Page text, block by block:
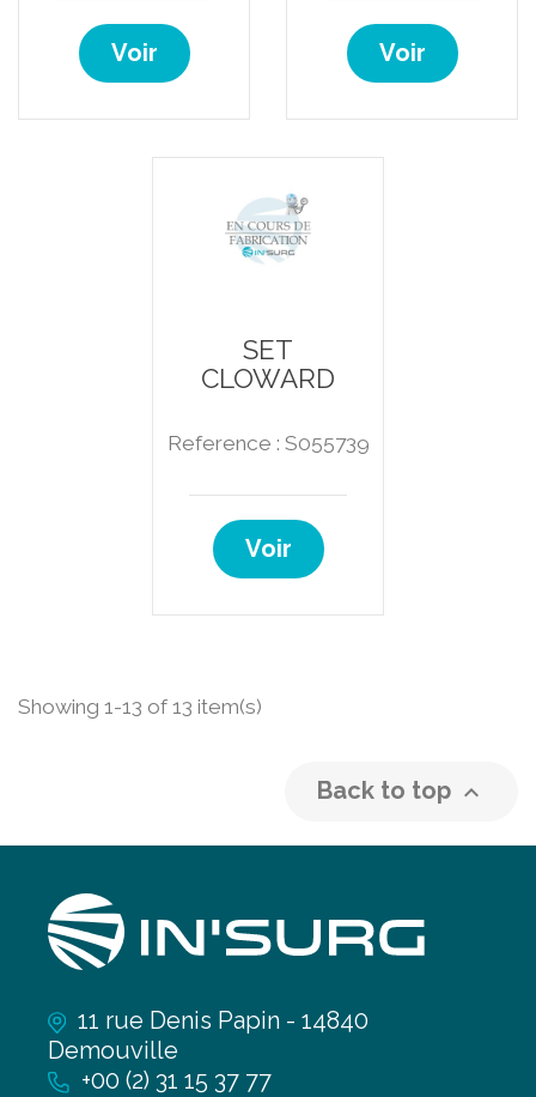
Voir Voir
SET
CLOWARD
Reference : S055739
Voir
Showing 1-13 of 13 item(s)
Back to top 
11 rue Denis Papin - 14840
Demouville
+00 (2) 31 15 37 77